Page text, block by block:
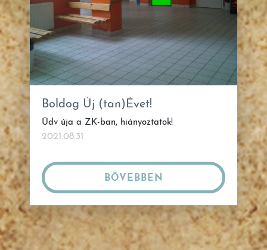
Boldog Új (tan)Évet!
Üdv úja a ZK-ban, hiányoztatok!
2021.08.31
BŐVEBBEN